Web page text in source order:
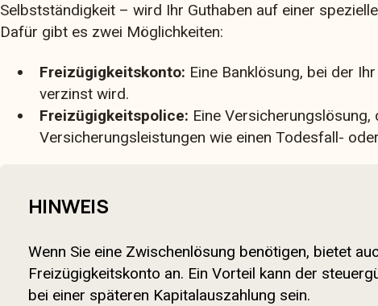
Selbstständigkeit – wird Ihr Guthaben auf einer
Dafür gibt es zwei Möglichkeiten:
Freizügigkeitskonto: Eine Banklösung, bei der
verzinst wird.
Freizügigkeitspolice: Eine
Versicherungsleistungen wie einen Todesfall-
HINWEIS
Wenn Sie eine Zwischenlösung benötigen, bietet
Freizügigkeitskonto an. Ein Vorteil kann der
bei einer späteren Kapitalauszahlung sein.